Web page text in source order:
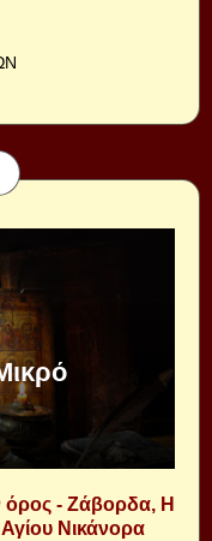
όρος - Ζάβορδα, Η
Νικάνορα